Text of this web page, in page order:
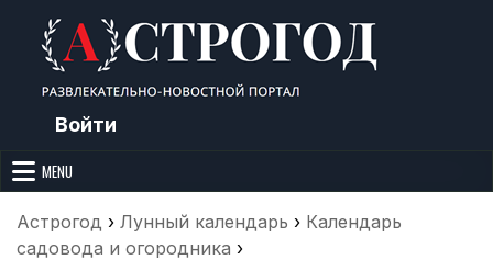
content
Войти
Астрогод: Праздники сегодня,
Лунный календарь, Приметы,
Что нельзя делать, Гороскопы и
Сонник
приметы, точный гороскоп и толкование снов. Читайте, что можно и
MENU
Астрогод › Лунный календарь › Календарь
садовода и огородника ›